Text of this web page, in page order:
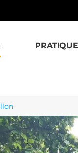
PRATIQUE